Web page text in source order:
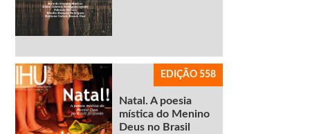
EDIÇÃO 558
Natal. A poesia
mística do Menino
Deus no Brasil